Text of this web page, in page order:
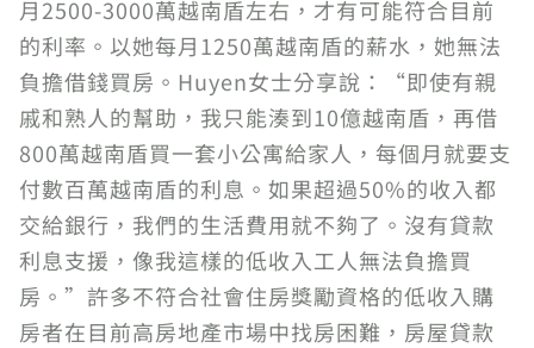
月2500-3000萬越南盾左右，才有可能符合目前
的利率。以她每月1250萬越南盾的薪水，她無法
負擔借錢買房。Huyen女士分享說：“即使有親
戚和熟人的幫助，我只能湊到10億越南盾，再借
800萬越南盾買一套小公寓給家人，每個月就要支
付數百萬越南盾的利息。如果超過50%的收入都
交給銀行，我們的生活費用就不夠了。沒有貸款
利息支援，像我這樣的低收入工人無法負擔買
房。”許多不符合社會住房獎勵資格的低收入購
房者在目前高房地產市場中找房困難，房屋貸款